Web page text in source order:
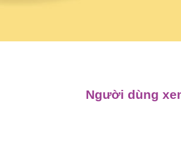
Người dùng